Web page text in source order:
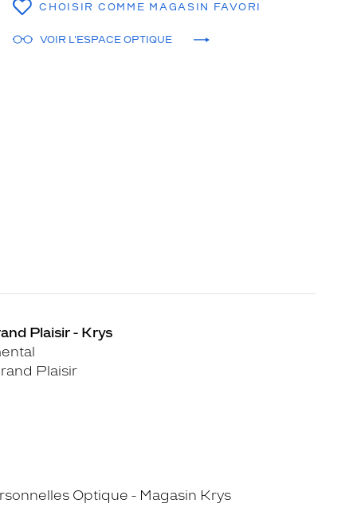
CHOISIR COMME MAGASIN FAVORI
VOIR L'ESPACE OPTIQUE
Plaisir - Krys
Plaisir
Optique - Magasin Krys